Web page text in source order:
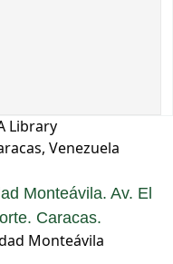
Library
Venezuela
Monteávila. Av. El
Caracas.
Monteávila